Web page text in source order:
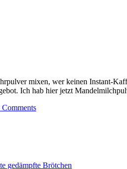
mixen, wer keinen Instant-
Ich hab hier jetzt
Comments
gedämpfte Brötchen